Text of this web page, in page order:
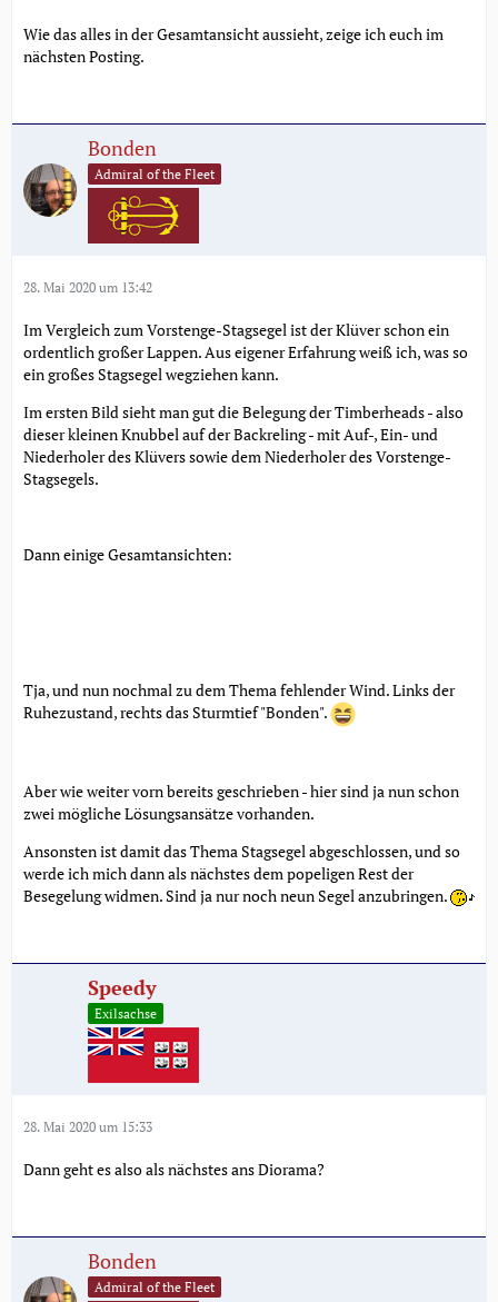
Wie das alles in der Gesamtansicht aussieht, zeige ich euch im
nächsten Posting.
Bonden
Admiral of the Fleet
28. Mai 2020 um 13:42
Im Vergleich zum Vorstenge-Stagsegel ist der Klüver schon ein
ordentlich großer Lappen. Aus eigener Erfahrung weiß ich, was so
ein großes Stagsegel wegziehen kann.
Im ersten Bild sieht man gut die Belegung der Timberheads - also
dieser kleinen Knubbel auf der Backreling - mit Auf-, Ein- und
Niederholer des Klüvers sowie dem Niederholer des Vorstenge-
Stagsegels.
Dann einige Gesamtansichten:
Tja, und nun nochmal zu dem Thema fehlender Wind. Links der
Ruhezustand, rechts das Sturmtief "Bonden".
Aber wie weiter vorn bereits geschrieben - hier sind ja nun schon
zwei mögliche Lösungsansätze vorhanden.
Ansonsten ist damit das Thema Stagsegel abgeschlossen, und so
werde ich mich dann als nächstes dem popeligen Rest der
Besegelung widmen. Sind ja nur noch neun Segel anzubringen.
Speedy
Exilsachse
28. Mai 2020 um 15:33
Dann geht es also als nächstes ans Diorama?
Bonden
Admiral of the Fleet